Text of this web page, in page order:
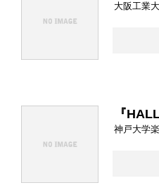
大阪工業
『
神戸大学